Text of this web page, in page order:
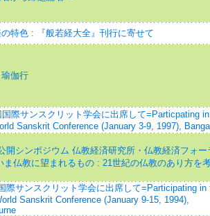
特色 : 『般若経大全』刊行に寄せて
伽行
国際サンスクリット学会に出席して=Particpating
Sanskrit Conference (January 3-9, 1997),
開シンポジウム 仏教経済研究所・仏教経済フォー
ま仏教に望まれるもの : 21世紀の仏教のあり方を
際サンスクリット学会に出席して=Participating in
Sanskrit Conference (January 9-15, 1994),